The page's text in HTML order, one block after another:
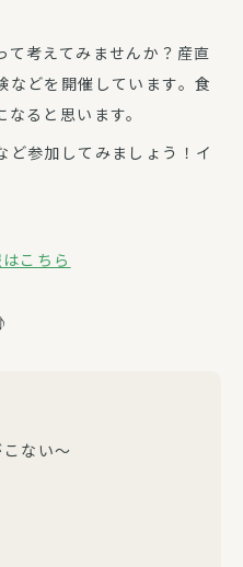
て考えてみませんか？産直
などを開催しています。食
ると思います。
ど参加してみましょう！イ
こちら
ない～